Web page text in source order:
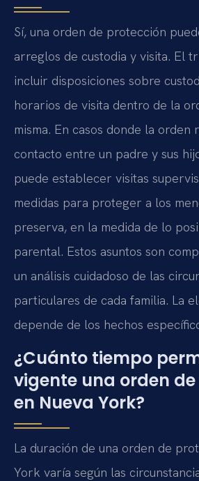
Sí, una orden de protección
arreglos de custodia y visita. El
incluir disposiciones sobre
horarios de visita dentro de la
misma. En casos donde la orden
contacto entre un padre y sus
puede establecer visitas
medidas para proteger a los
preserva, en la medida de lo
parental. Estos asuntos son
un análisis cuidadoso de las
particulares de cada familia. La
depende de los hechos
¿Cuánto tiempo
vigente una orden
en Nueva York?
La duración de una orden de
York varía según las